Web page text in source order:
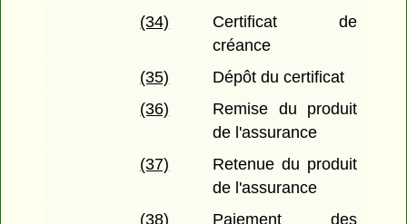
(34)
Certificat de
créance
(35)
Dépôt du certificat
(36)
Remise du produit
de l'assurance
(37)
Retenue du produit
de l'assurance
(38)
Paiement des